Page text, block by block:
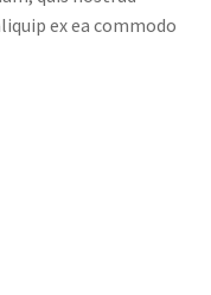
ex ea commodo